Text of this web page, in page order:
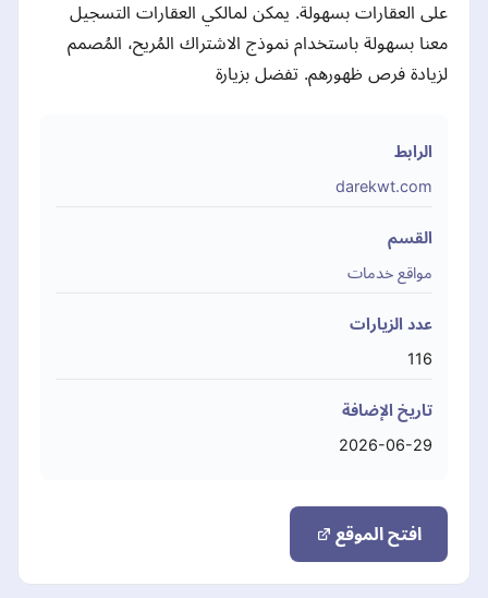
على العقارات بسهولة. يمكن لمالكي العقارات التسجيل
معنا بسهولة باستخدام نموذج الاشتراك المُريح، المُصمم
لزيادة فرص ظهورهم. تفضل بزيارة
الرابط
darekwt.com
القسم
مواقع خدمات
عدد الزيارات
116
تاريخ الإضافة
2026-06-29
افتح الموقع